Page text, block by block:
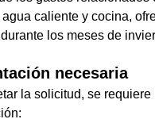
caliente y cocina,
los meses de
necesaria
la solicitud, se